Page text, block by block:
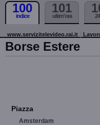
100
indice
101
ultim'ora
www.servizitelevideo.rai.it
Borse Estere
Piazza
Amsterdam